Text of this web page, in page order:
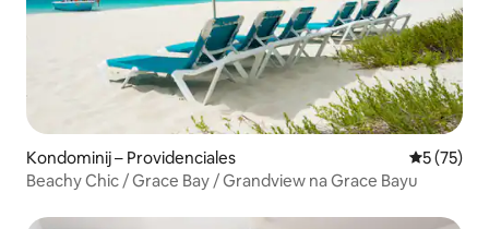
Kondominij – Providenciales Prosječna
5 (75)
Beachy Chic / Grace Bay / Grandview na Grace Bayu